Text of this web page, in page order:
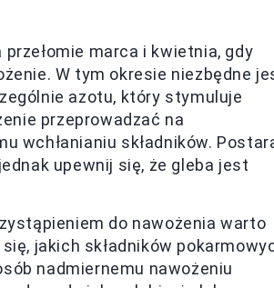
przełomie marca i kwietnia, gdy
W tym okresie niezbędne
azotu, który stymuluje
przeprowadzać na
wchłanianiu składników.
upewnij się, że gleba jest
do nawożenia warto
jakich składników
nadmiernemu nawożeniu